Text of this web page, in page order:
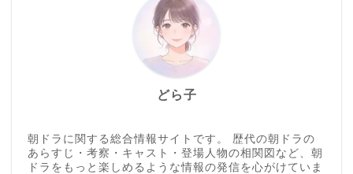
どら子
朝ドラに関する総合情報サイトです。 歴代の朝ドラの
あらすじ・考察・キャスト・登場人物の相関図など、朝
ドラをもっと楽しめるような情報の発信を心がけていま